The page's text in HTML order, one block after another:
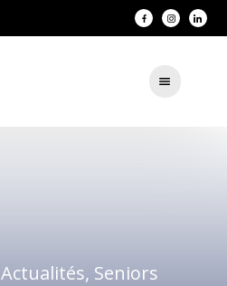
Actualités, Seniors